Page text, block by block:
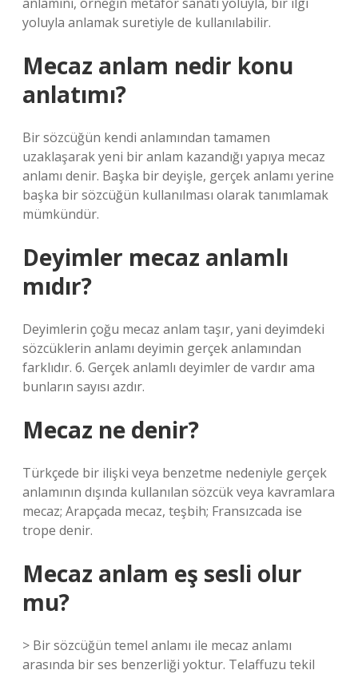
yoluyla anlamak suretiyle de kullanılabilir.
Mecaz anlam nedir konu
anlatımı?
Bir sözcüğün kendi anlamından tamamen
uzaklaşarak yeni bir anlam kazandığı yapıya mecaz
anlamı denir. Başka bir deyişle, gerçek anlamı yerine
başka bir sözcüğün kullanılması olarak tanımlamak
mümkündür.
Deyimler mecaz anlamlı
mıdır?
Deyimlerin çoğu mecaz anlam taşır, yani deyimdeki
sözcüklerin anlamı deyimin gerçek anlamından
farklıdır. 6. Gerçek anlamlı deyimler de vardır ama
bunların sayısı azdır.
Mecaz ne denir?
Türkçede bir ilişki veya benzetme nedeniyle gerçek
anlamının dışında kullanılan sözcük veya kavramlara
mecaz; Arapçada mecaz, teşbih; Fransızcada ise
trope denir.
Mecaz anlam eş sesli olur
mu?
> Bir sözcüğün temel anlamı ile mecaz anlamı
arasında bir ses benzerliği yoktur. Telaffuzu tekil